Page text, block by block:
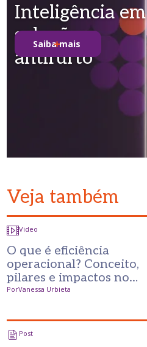
Inteligência em
soluções
antifurto
Saiba mais
Veja também
Video
O que é eficiência
operacional? Conceito,
pilares e impactos no
varejo
PorVanessa Urbieta
Post